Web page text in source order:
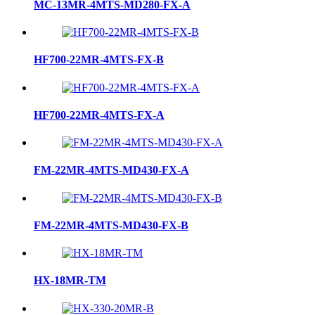
MC-13MR-4MTS-MD280-FX-A
HF700-22MR-4MTS-FX-B
HF700-22MR-4MTS-FX-A
FM-22MR-4MTS-MD430-FX-A
FM-22MR-4MTS-MD430-FX-B
HX-18MR-TM